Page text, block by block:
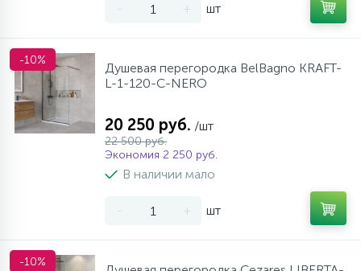
- + шт
-10%
Душевая перегородка BelBagno KRAFT-
L-1-120-C-NERO
20 250 руб. /шт
22 500 руб.
Экономия 2 250 руб.
В наличии мало
- + шт
-10%